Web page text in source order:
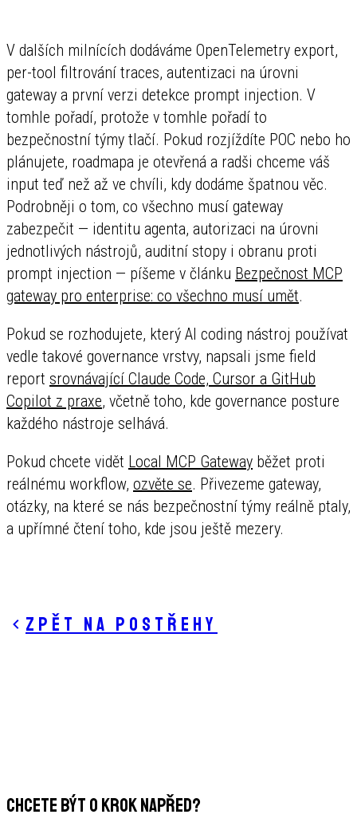
V dalších milnících dodáváme OpenTelemetry export,
per-tool filtrování traces, autentizaci na úrovni
gateway a první verzi detekce prompt injection. V
tomhle pořadí, protože v tomhle pořadí to
bezpečnostní týmy tlačí. Pokud rozjíždíte POC nebo ho
plánujete, roadmapa je otevřená a radši chceme váš
input teď než až ve chvíli, kdy dodáme špatnou věc.
Podrobněji o tom, co všechno musí gateway
zabezpečit — identitu agenta, autorizaci na úrovni
jednotlivých nástrojů, auditní stopy i obranu proti
prompt injection — píšeme v článku Bezpečnost MCP
gateway pro enterprise: co všechno musí umět.
Pokud se rozhodujete, který AI coding nástroj používat
vedle takové governance vrstvy, napsali jsme field
report srovnávající Claude Code, Cursor a GitHub
Copilot z praxe, včetně toho, kde governance posture
každého nástroje selhává.
Pokud chcete vidět Local MCP Gateway běžet proti
reálnému workflow, ozvěte se. Přivezeme gateway,
otázky, na které se nás bezpečnostní týmy reálně ptaly,
a upřímné čtení toho, kde jsou ještě mezery.
Zpět na postřehy
CHCETE BÝT O KROK NAPŘED?